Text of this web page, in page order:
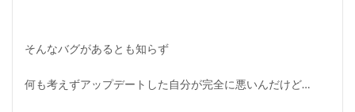
そんなバグがあるとも知らず
何も考えずアップデートした自分が完全に悪いんだけど…